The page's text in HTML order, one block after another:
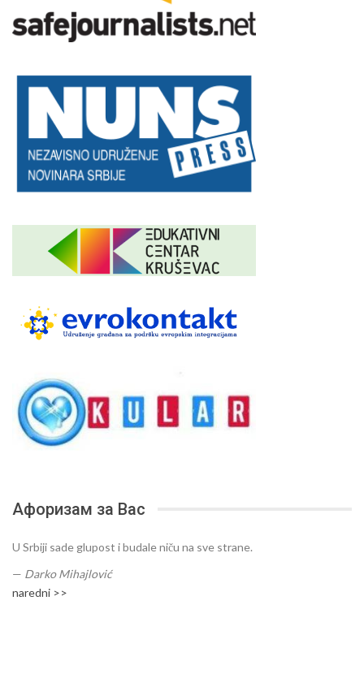
Афоризам за Вас
U Srbiji sade glupost i budale niču na sve strane.
— Darko Mihajlović
naredni >>